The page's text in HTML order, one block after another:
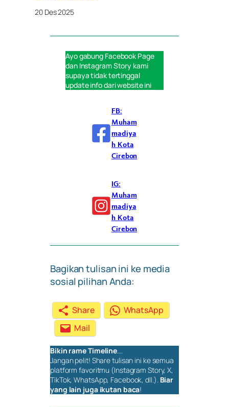
Tanggal
20 Des 2025
Ayo gabung Facebook Page
dan Instagram Story kami
supaya tidak tertinggal
update info dari website ini
FB:
Muham
madiya
h Kota
Cirebon
IG:
Muham
madiya
h Kota
Cirebon
Bagikan tulisan ini ke media
sosial pilihan Anda:
Share
WhatsApp
Mail
Bikin rameTimeline….
Jangan pelit! Sharetulisan ini ke semua
platform favoritmu (Instagram Story, X,
TikTok, WhatsApp, Facebook, dll.). Biar
yang lain juga ikutan baca!